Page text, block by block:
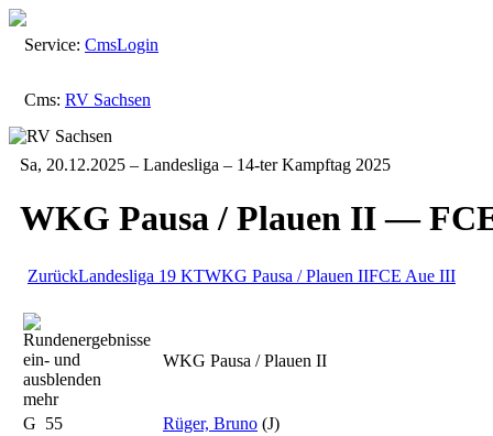
Cms: RV Sachsen
Service: CmsLogin
Sa, 20.12.2025 – Landesliga – 14-ter Kampftag 2025
WKG Pausa / Plauen II —
ZurückLandesliga 19 KTWKG Pausa / Plauen IIFCE Aue III
mehr
WKG Pausa / Plauen II
G 55 Rüger, Bruno (J)